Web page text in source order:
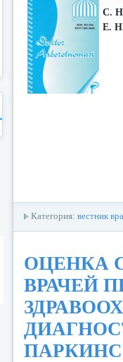
С.
Е.
Категория: вестник
ОЦЕНКА
ВРАЧЕЙ